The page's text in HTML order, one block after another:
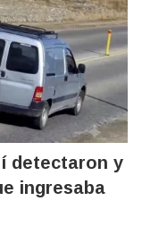
detectaron y
ingresaba